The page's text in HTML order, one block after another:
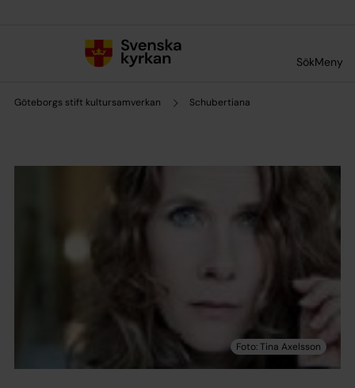
SökMeny
Göteborgs stift kultursamverkan Schubertiana